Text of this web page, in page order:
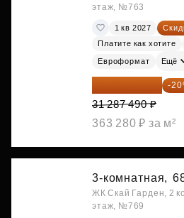
этаж, №763
1 кв 2027
Платите как хотите
Евроформат Ещё
25 029 992 ₽ -
31 287 490 ₽
363 280 ₽ за м²
3-комнатная,
ЖК Скай Гарден, 2
этаж, №769